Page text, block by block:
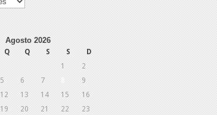
Agosto 2026
Q Q S S
D
1
2
5 6 7
9
12 13 14 15
16
19 20 21 22
23